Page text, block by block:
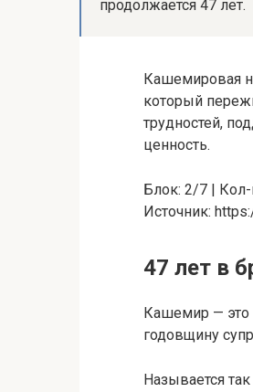
продолжается 47 лет.
Кашемировая
который
трудностей,
ценность.
Блок: 2/7 |
Источник:
47 лет в
Кашемир — это
годовщину
Называется